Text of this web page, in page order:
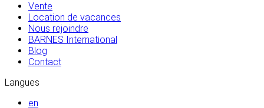
Vente
Location de vacances
Nous rejoindre
BARNES International
Blog
Contact
Langues
en